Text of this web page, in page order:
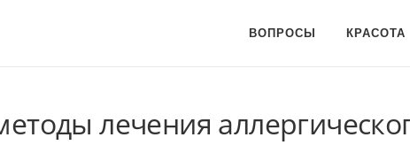
ВОПРОСЫ КРАСОТА
лечения